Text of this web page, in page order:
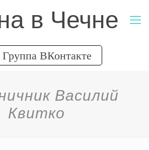
в Чечне
Группа ВКонтакте
Василий
Квитко